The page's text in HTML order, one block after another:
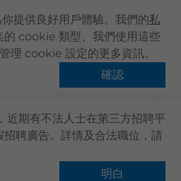
提供良好用戶體驗。我們的私
的 cookie 類型、我們使用這些
理 cookie 設定的更多資訊。
確認
近期有不法人士在第三方招聘平
聘廣告。詳情及合法職位，請
明白
香港腳
常見問題